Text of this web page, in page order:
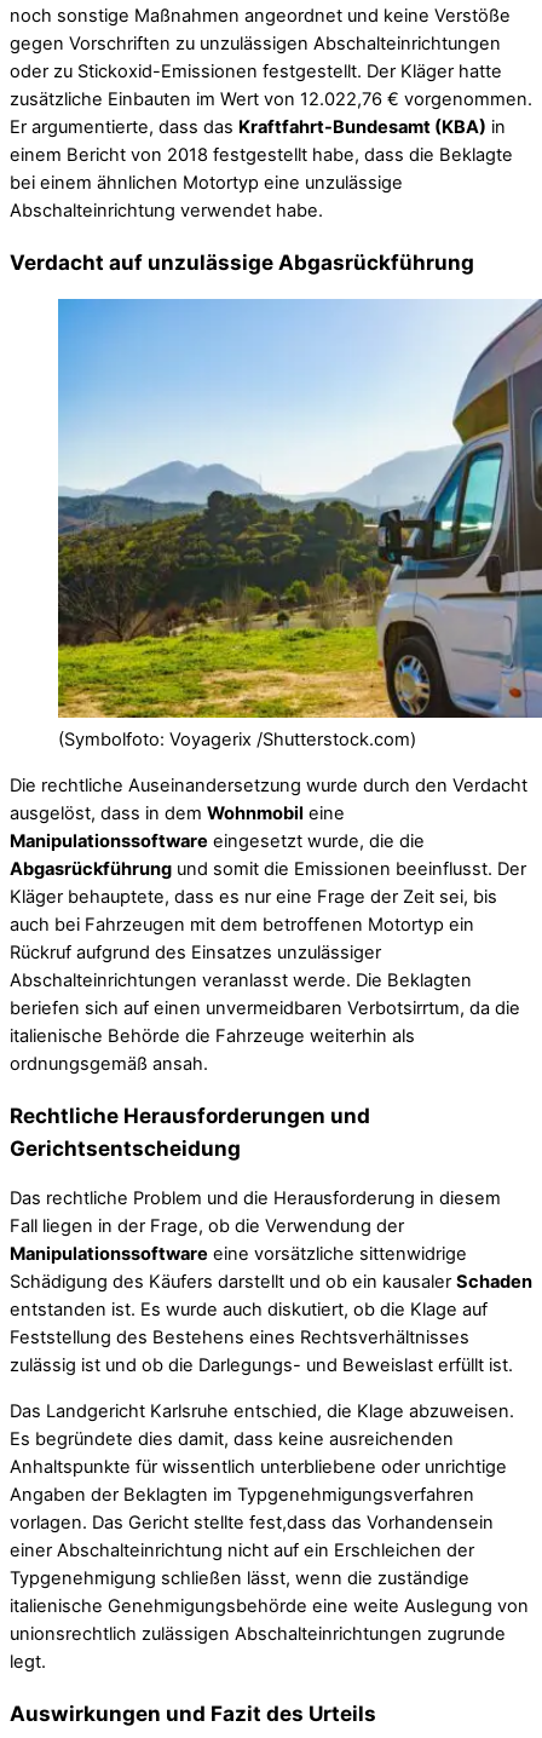
noch sonstige Maßnahmen angeordnet und keine Verstöße
gegen Vorschriften zu unzulässigen Abschalteinrichtungen
oder zu Stickoxid-Emissionen festgestellt. Der Kläger hatte
zusätzliche Einbauten im Wert von 12.022,76 € vorgenommen.
Er argumentierte, dass das Kraftfahrt-Bundesamt (KBA) in
einem Bericht von 2018 festgestellt habe, dass die Beklagte
bei einem ähnlichen Motortyp eine unzulässige
Abschalteinrichtung verwendet habe.
Verdacht auf unzulässige Abgasrückführung
(Symbolfoto: Voyagerix /Shutterstock.com)
Die rechtliche Auseinandersetzung wurde durch den Verdacht
ausgelöst, dass in dem Wohnmobil eine
Manipulationssoftware eingesetzt wurde, die die
Abgasrückführung und somit die Emissionen beeinflusst. Der
Kläger behauptete, dass es nur eine Frage der Zeit sei, bis
auch bei Fahrzeugen mit dem betroffenen Motortyp ein
Rückruf aufgrund des Einsatzes unzulässiger
Abschalteinrichtungen veranlasst werde. Die Beklagten
beriefen sich auf einen unvermeidbaren Verbotsirrtum, da die
italienische Behörde die Fahrzeuge weiterhin als
ordnungsgemäß ansah.
Rechtliche Herausforderungen und
Gerichtsentscheidung
Das rechtliche Problem und die Herausforderung in diesem
Fall liegen in der Frage, ob die Verwendung der
Manipulationssoftware eine vorsätzliche sittenwidrige
Schädigung des Käufers darstellt und ob ein kausaler Schaden
entstanden ist. Es wurde auch diskutiert, ob die Klage auf
Feststellung des Bestehens eines Rechtsverhältnisses
zulässig ist und ob die Darlegungs- und Beweislast erfüllt ist.
Das Landgericht Karlsruhe entschied, die Klage abzuweisen.
Es begründete dies damit, dass keine ausreichenden
Anhaltspunkte für wissentlich unterbliebene oder unrichtige
Angaben der Beklagten im Typgenehmigungsverfahren
vorlagen. Das Gericht stellte fest,dass das Vorhandensein
einer Abschalteinrichtung nicht auf ein Erschleichen der
Typgenehmigung schließen lässt, wenn die zuständige
italienische Genehmigungsbehörde eine weite Auslegung von
unionsrechtlich zulässigen Abschalteinrichtungen zugrunde
legt.
Auswirkungen und Fazit des Urteils